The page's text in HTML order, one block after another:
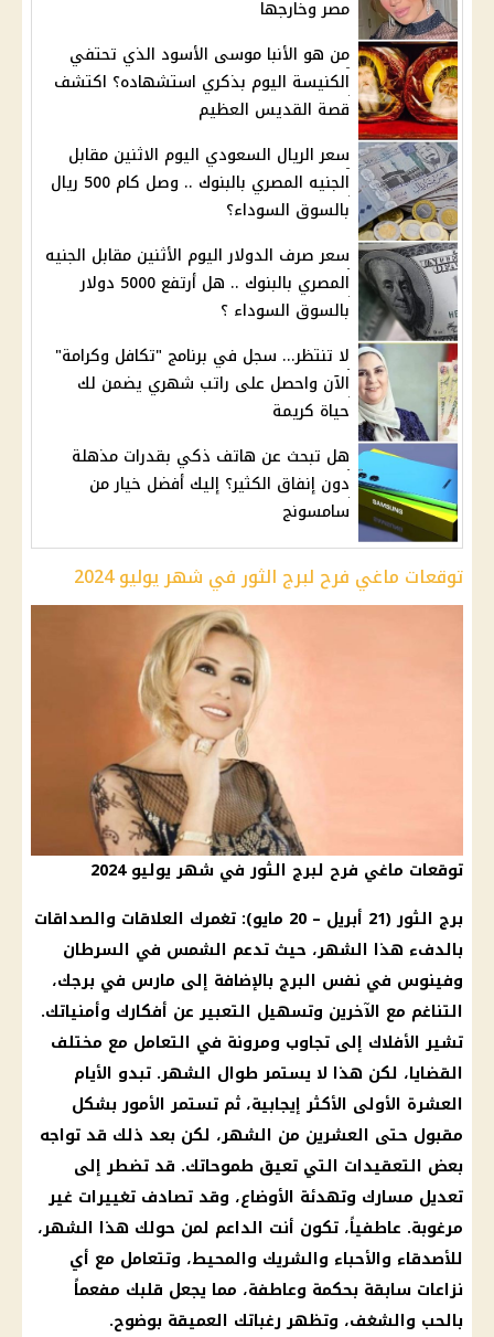
مصر وخارجها
من هو الأنبا موسى الأسود الذي تحتفي
الكنيسة اليوم بذكري استشهاده؟ اكتشف
قصة القديس العظيم
سعر الريال السعودي اليوم الاثنين مقابل
الجنيه المصري بالبنوك .. وصل كام 500 ريال
بالسوق السوداء؟
سعر صرف الدولار اليوم الأثنين مقابل الجنيه
المصري بالبنوك .. هل أرتفع 5000 دولار
بالسوق السوداء ؟
لا تنتظر... سجل في برنامج "تكافل وكرامة"
الآن واحصل على راتب شهري يضمن لك
حياة كريمة
هل تبحث عن هاتف ذكي بقدرات مذهلة
دون إنفاق الكثير؟ إليك أفضل خيار من
سامسونج
توقعات ماغي فرح لبرج الثور في شهر يوليو 2024
توقعات ماغي فرح لبرج الثور في شهر يوليو 2024
برج الثور (21 أبريل – 20 مايو): تغمرك العلاقات والصداقات
بالدفء هذا الشهر، حيث تدعم الشمس في السرطان
وفينوس في نفس البرج بالإضافة إلى مارس في برجك،
التناغم مع الآخرين وتسهيل التعبير عن أفكارك وأمنياتك.
تشير الأفلاك إلى تجاوب ومرونة في التعامل مع مختلف
القضايا، لكن هذا لا يستمر طوال الشهر. تبدو الأيام
العشرة الأولى الأكثر إيجابية، ثم تستمر الأمور بشكل
مقبول حتى العشرين من الشهر، لكن بعد ذلك قد تواجه
بعض التعقيدات التي تعيق طموحاتك. قد تضطر إلى
تعديل مسارك وتهدئة الأوضاع، وقد تصادف تغييرات غير
مرغوبة. عاطفياً، تكون أنت الداعم لمن حولك هذا الشهر،
للأصدقاء والأحباء والشريك والمحيط، وتتعامل مع أي
نزاعات سابقة بحكمة وعاطفة، مما يجعل قلبك مفعماً
بالحب والشغف، وتظهر رغباتك العميقة بوضوح.